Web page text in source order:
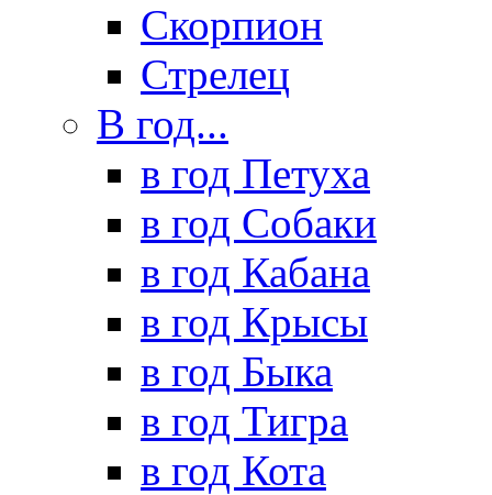
Скорпион
Стрелец
В год...
в год Петуха
в год Собаки
в год Кабана
в год Крысы
в год Быка
в год Тигра
в год Кота